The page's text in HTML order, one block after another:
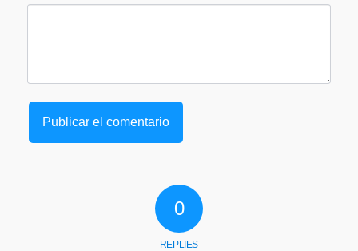
0
REPLIES